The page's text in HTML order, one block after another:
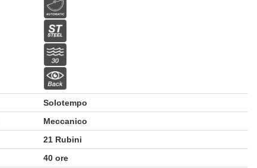
Solotempo
Meccanico
21 Rubini
40 ore